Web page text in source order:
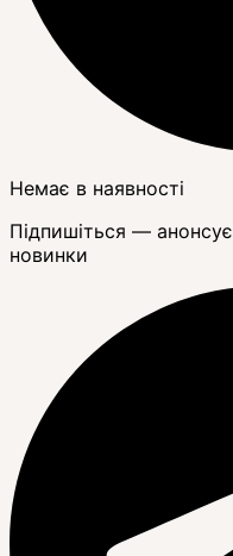
Немає в наявності
Підпишіться —
новинки